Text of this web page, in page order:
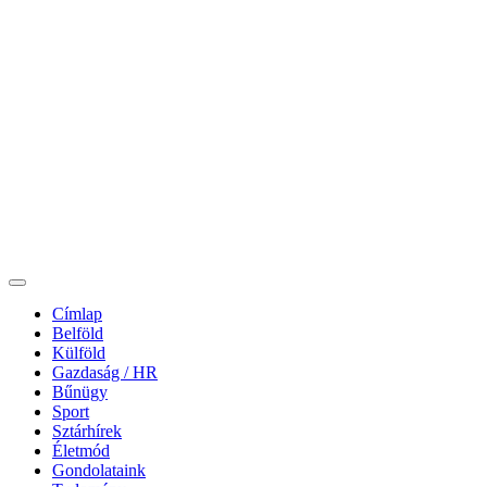
Címlap
Belföld
Külföld
Gazdaság / HR
Bűnügy
Sport
Sztárhírek
Életmód
Gondolataink